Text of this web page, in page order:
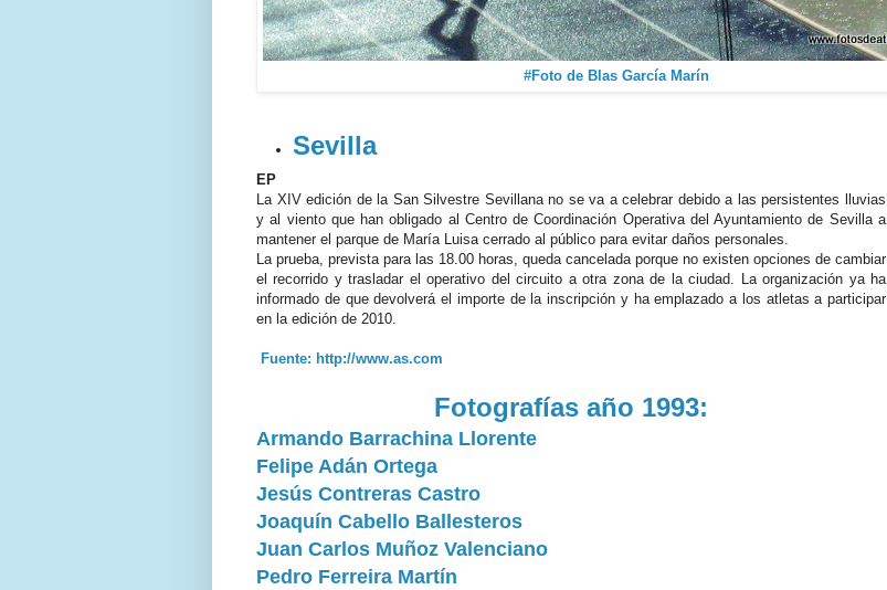
#Foto de Blas García Marín
Sevilla
EP
La XIV edición de la San Silvestre Sevillana no se va a celebrar debido a las persistentes lluvias
y al viento que han obligado al Centro de Coordinación Operativa del Ayuntamiento de Sevilla a
mantener el parque de María Luisa cerrado al público para evitar daños personales.
La prueba, prevista para las 18.00 horas, queda cancelada porque no existen opciones de cambiar
el recorrido y trasladar el operativo del circuito a otra zona de la ciudad. La organización ya ha
informado de que devolverá el importe de la inscripción y ha emplazado a los atletas a participar
en la edición de 2010.
Fuente: http://www.as.com
Fotografías año 1993:
Armando Barrachina Llorente
Felipe Adán Ortega
Jesús Contreras Castro
Joaquín Cabello Ballesteros
Juan Carlos Muñoz Valenciano
Pedro Ferreira Martín